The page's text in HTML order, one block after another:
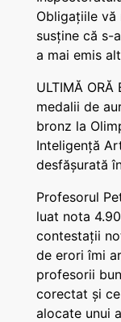
Obligațiile vă
susține că s-
a mai emis
ULTIMĂ
medalii de
bronz la
Inteligență
desfășurată
Profesorul
luat nota
contestații
de erori îmi
profesorii
corectat și
alocate unui